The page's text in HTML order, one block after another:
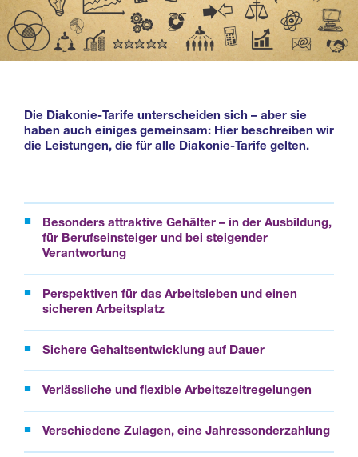
Die Diakonie-Tarife unterscheiden sich – aber sie
haben auch einiges gemeinsam: Hier beschreiben wir
die Leistungen, die für alle Diakonie-Tarife gelten.
Besonders attraktive Gehälter – in der Ausbildung,
für Berufseinsteiger und bei steigender
Verantwortung
Perspektiven für das Arbeitsleben und einen
sicheren Arbeitsplatz
Sichere Gehaltsentwicklung auf Dauer
Verlässliche und flexible Arbeitszeitregelungen
Verschiedene Zulagen, eine Jahressonderzahlung